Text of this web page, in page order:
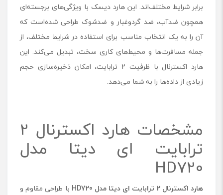
برابر شرایط مختلف‌اند. این هارد دیسک با ویژگی‌های برجسته‌ای
همچون ضدآب، ضد گردوغبار و ضد‌شوک طراحی شده‌است که
آن را به یک انتخاب مناسب برای استفاده در شرایط مختلف، از
جمله مسافرت‌ها و محیط‌های کاری سخت، تبدیل می‌کند. این
هارد اکسترنال با ظرفیت 2 ترابایت، امکان ذخیره‌سازی حجم
زیادی از داده‌ها را به شما می‌دهد.
مشخصات هارد اکسترنال 2
ترابایت ای دیتا مدل
HD720
هارد اکسترنال 2 ترابایت ای دیتا مدل HD720
با طراحی مقاوم و